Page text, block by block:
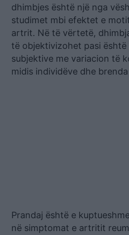
dhimbjes është një nga
studimet mbi efektet e
artrit. Në të vërtetë,
të objektivizohet pasi është
subjektive me variacion të
midis individëve dhe
Prandaj është e
në simptomat e artritit